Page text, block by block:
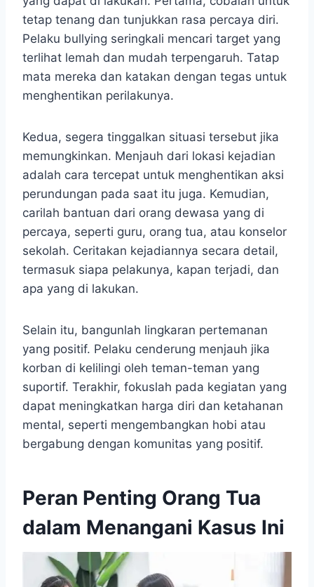
tetap tenang dan tunjukkan rasa percaya diri.
Pelaku bullying seringkali mencari target yang
terlihat lemah dan mudah terpengaruh. Tatap
mata mereka dan katakan dengan tegas untuk
menghentikan perilakunya.
Kedua, segera tinggalkan situasi tersebut jika
memungkinkan. Menjauh dari lokasi kejadian
adalah cara tercepat untuk menghentikan aksi
perundungan pada saat itu juga. Kemudian,
carilah bantuan dari orang dewasa yang di
percaya, seperti guru, orang tua, atau konselor
sekolah. Ceritakan kejadiannya secara detail,
termasuk siapa pelakunya, kapan terjadi, dan
apa yang di lakukan.
Selain itu, bangunlah lingkaran pertemanan
yang positif. Pelaku cenderung menjauh jika
korban di kelilingi oleh teman-teman yang
suportif. Terakhir, fokuslah pada kegiatan yang
dapat meningkatkan harga diri dan ketahanan
mental, seperti mengembangkan hobi atau
bergabung dengan komunitas yang positif.
Peran Penting Orang Tua
dalam Menangani Kasus Ini